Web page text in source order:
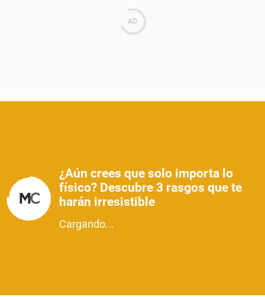
¿Aún crees que solo importa lo
físico? Descubre 3 rasgos que te
harán irresistible
Cargando...